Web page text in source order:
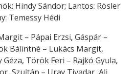
Hindy Sándor; Lantos: Rösler
Temessy Hédi
– Pápai Erzsi, Gáspár –
Bálintné – Lukács Margit,
Török Feri – Rajkó Gyula,